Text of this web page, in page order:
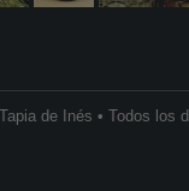
de Inés • Todos los